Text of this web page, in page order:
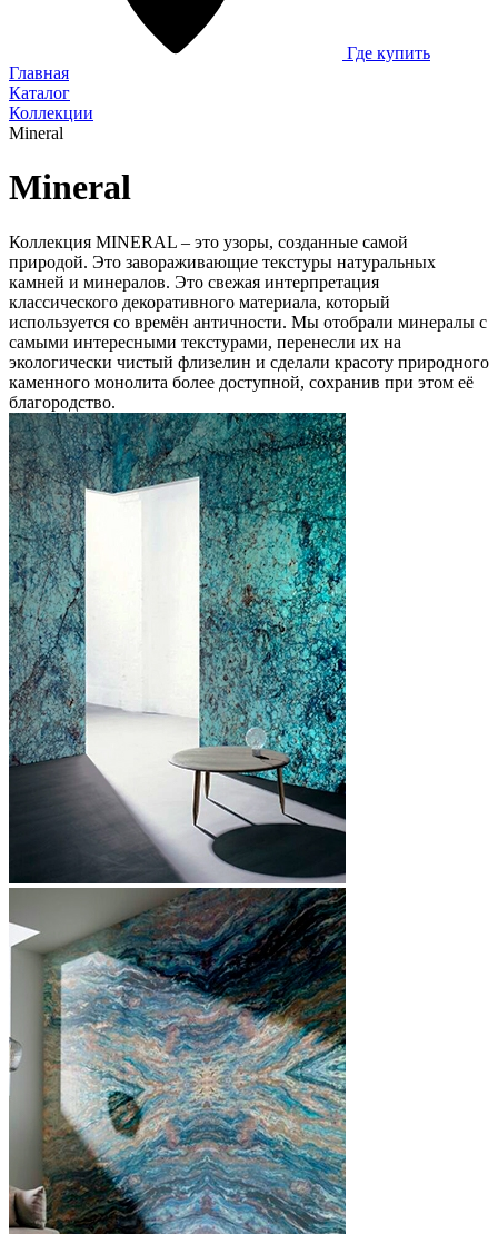
Где купить
Главная
Каталог
Коллекции
Mineral
Mineral
Коллекция MINERAL – это узоры, созданные самой
природой. Это завораживающие текстуры натуральных
камней и минералов. Это свежая интерпретация
классического декоративного материала, который
используется со времён античности. Мы отобрали минералы с
самыми интересными текстурами, перенесли их на
экологически чистый флизелин и сделали красоту природного
каменного монолита более доступной, сохранив при этом её
благородство.